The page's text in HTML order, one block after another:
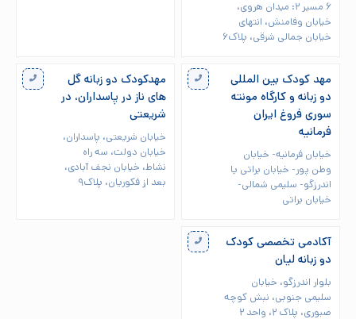
۶ مسیر ۲: میدان هروی،
خیابان وفامنش، انتهای
خیابان جمالی شرقی، پلاک۶
مهد کودک بین المللی
دو زبانه و کارگاه مونته
سوری فروغ ایران
فرمانیه
خیابان فرمانیه- خیابان
وطن پور- خیابان براتی یا
اندرزگو- سلیمی شمالی-
خیابان براتی
مهدکودک دو زبانه گل
های ناز در پاسداران، در
شریعتی
خیابان شریعتی، پاسداران،
خیابان دولت، سه راه
نشاط، خیابان نجف آبادی،
بعد از فکوریان، پلاک۹
آکادمی تخصصی کودک
دو زبانه لیان
بلوار اندرزگو، خیابان
سلیمی جنوبی، نبش کوچه
صبوری، پلاک ۲، واحد ۲